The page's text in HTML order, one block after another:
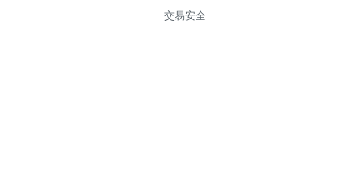
交易安全